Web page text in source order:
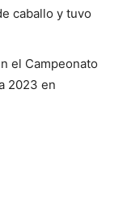
caballo y tuvo
el Campeonato
2023 en